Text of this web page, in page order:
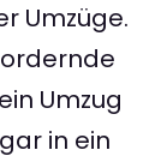
Umzüge.
Umzug
in ein